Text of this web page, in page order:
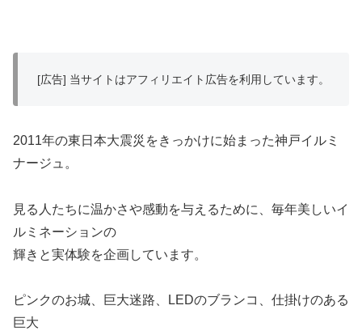
[広告] 当サイトはアフィリエイト広告を利用しています。
2011年の東日本大震災をきっかけに始まった神戸イルミ
ナージュ。
見る人たちに温かさや感動を与えるために、毎年美しいイ
ルミネーションの
輝きと実体験を企画しています。
ピンクのお城、巨大迷路、LEDのブランコ、仕掛けのある
巨大